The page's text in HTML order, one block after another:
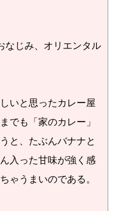
なじみ、オリエンタル
いと思ったカレー屋
でも「家のカレー」
と、たぶんバナナと
入った甘味が強く感
ゃうまいのである。